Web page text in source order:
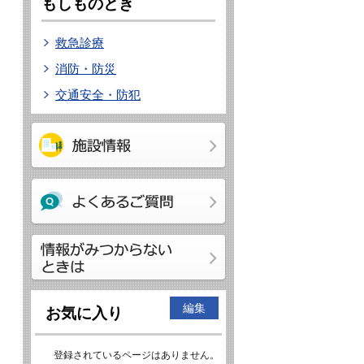
もしものとき
救急診療
消防・防災
交通安全・防犯
お気に入り 編集
登録されているページはありません。